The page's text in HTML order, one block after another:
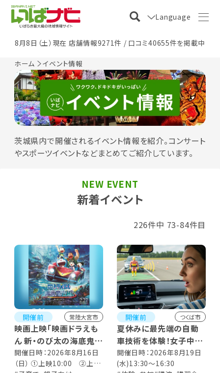
Language
8月8日（土）現在 店舗情報9271件 / 口コミ40655件を掲載中
ホーム イベント情報
茨城県内で開催されるイベント情報を紹介。コンサート
やスポーツイベントなどまとめてご紹介しています。
新着イベント
NEW EVENT
226件中 73-84件目
開催前 常陸大宮市
映画上映「映画ドラえも
ん 新・のび太の海底鬼岩
城」
開催日時：2026年8月16日
（日） ①上映10:00 ②上映
開催前 つくば市
夏休みに最先端の自動
車技術を体験！女子中高
生向け「ヴァレオ・リコチ
ャレ2026」
開催日時：2026年8月19日
(水)13:30～16:30